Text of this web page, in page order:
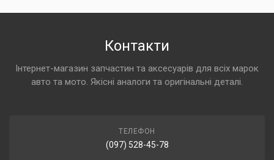
Контакти
Інтернет-магазин запчастин та аксесуарів для всіх марок
авто та мото. Якісні аналоги та оригінальні деталі.
ТЕЛЕФОН
(097) 528-45-78